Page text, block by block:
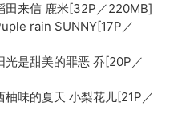
田来信 鹿米[32P／220MB]
rain SUNNY[17P／
是甜美的罪恶 乔[20P／
味的夏天 小梨花儿[21P／